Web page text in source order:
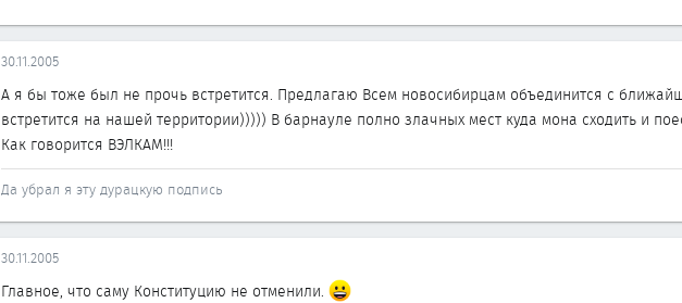
30.11.2005
А я бы тоже был не прочь встретится. Предлагаю Всем новосибирцам объединится с
встретится на нашей территории))))) В барнауле полно злачных мест куда мона сходить и
Как говорится ВЭЛКАМ!!!
Да убрал я эту дурацкую подпись
30.11.2005
Главное, что саму Конституцию не отменили.